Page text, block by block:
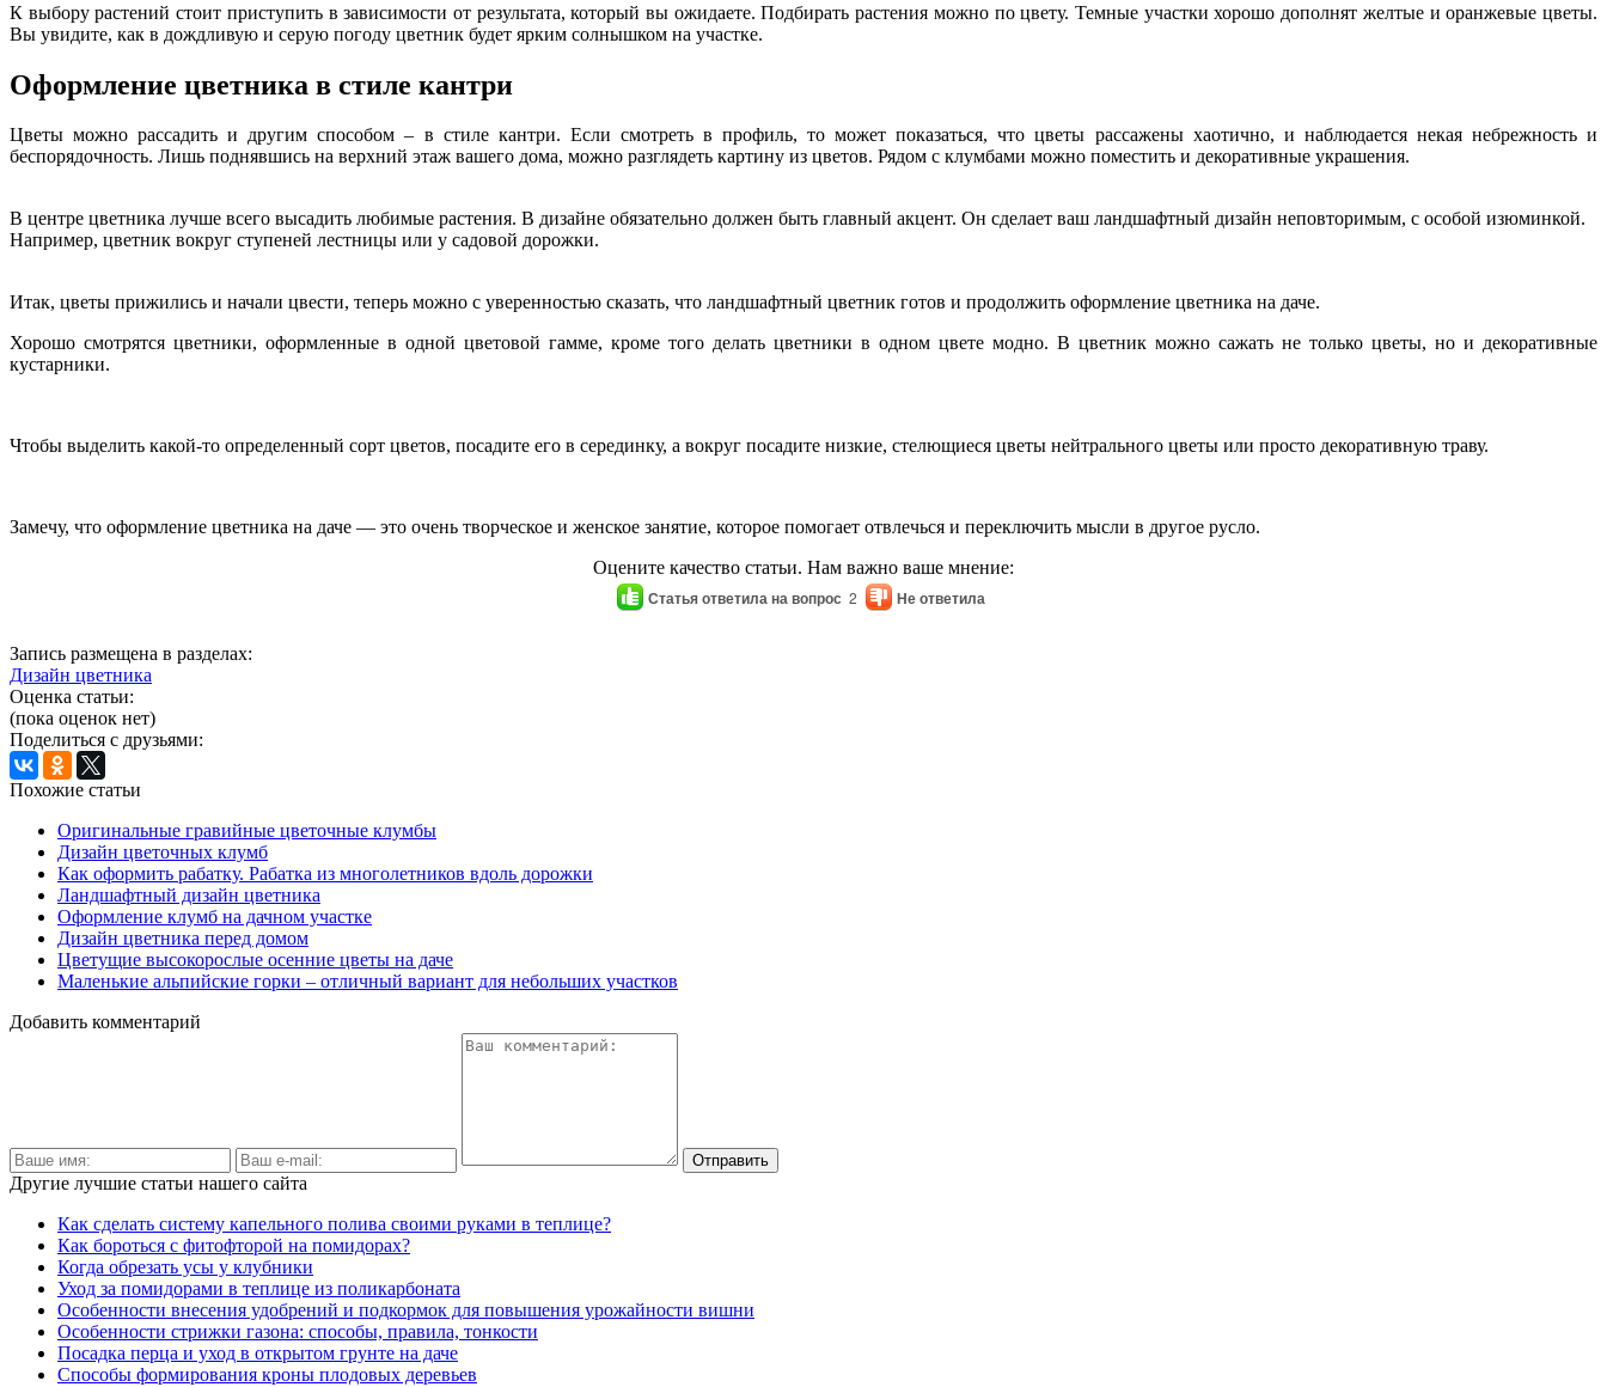
К выбору растений стоит приступить в зависимости от результата, который вы ожидаете. Подбирать растения можно по цвету. Темные участки хорошо дополнят желтые и оранжевые цветы.
Вы увидите, как в дождливую и серую погоду цветник будет ярким солнышком на участке.
Оформление цветника в стиле кантри
Цветы можно рассадить и другим способом – в стиле кантри. Если смотреть в профиль, то может показаться, что цветы рассажены хаотично, и наблюдается некая небрежность и
беспорядочность. Лишь поднявшись на верхний этаж вашего дома, можно разглядеть картину из цветов. Рядом с клумбами можно поместить и декоративные украшения.
В центре цветника лучше всего высадить любимые растения. В дизайне обязательно должен быть главный акцент. Он сделает ваш ландшафтный дизайн неповторимым, с особой изюминкой.
Например, цветник вокруг ступеней лестницы или у садовой дорожки.
Итак, цветы прижились и начали цвести, теперь можно с уверенностью сказать, что ландшафтный цветник готов и продолжить оформление цветника на даче.
Хорошо смотрятся цветники, оформленные в одной цветовой гамме, кроме того делать цветники в одном цвете модно. В цветник можно сажать не только цветы, но и декоративные
кустарники.
Чтобы выделить какой-то определенный сорт цветов, посадите его в серединку, а вокруг посадите низкие, стелющиеся цветы нейтрального цветы или просто декоративную траву.
Замечу, что оформление цветника на даче — это очень творческое и женское занятие, которое помогает отвлечься и переключить мысли в другое русло.
Оцените качество статьи. Нам важно ваше мнение:
Статья ответила на вопрос 2 Не ответила
Запись размещена в разделах:
Дизайн цветника
Оценка статьи:
(пока оценок нет)
Поделиться с друзьями:
Похожие статьи
Оригинальные гравийные цветочные клумбы
Дизайн цветочных клумб
Как оформить рабатку. Рабатка из многолетников вдоль дорожки
Ландшафтный дизайн цветника
Оформление клумб на дачном участке
Дизайн цветника перед домом
Цветущие высокорослые осенние цветы на даче
Маленькие альпийские горки – отличный вариант для небольших участков
Добавить комментарий
Другие лучшие статьи нашего сайта
Как сделать систему капельного полива своими руками в теплице?
Как бороться с фитофторой на помидорах?
Когда обрезать усы у клубники
Уход за помидорами в теплице из поликарбоната
Особенности внесения удобрений и подкормок для повышения урожайности вишни
Особенности стрижки газона: способы, правила, тонкости
Посадка перца и уход в открытом грунте на даче
Способы формирования кроны плодовых деревьев